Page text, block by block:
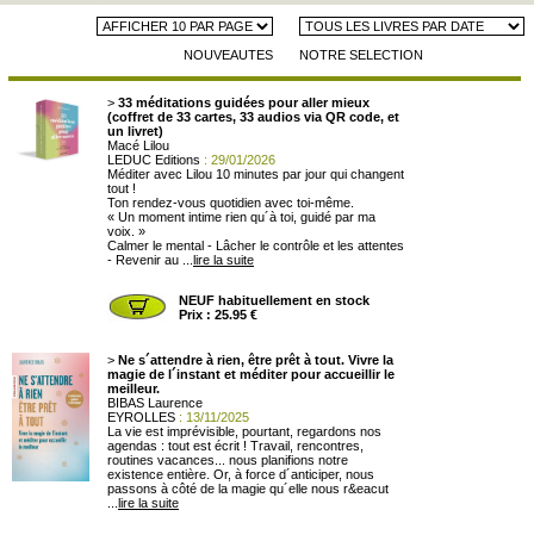
NOUVEAUTES NOTRE SELECTION
> 33 méditations guidées pour aller mieux
(coffret de 33 cartes, 33 audios via QR code, et
un livret)
Macé Lilou
LEDUC Editions : 29/01/2026
Méditer avec Lilou 10 minutes par jour qui changent
tout !
Ton rendez-vous quotidien avec toi-même.
« Un moment intime rien qu´à toi, guidé par ma
voix. »
Calmer le mental - Lâcher le contrôle et les attentes
- Revenir au ... lire la suite
NEUF habituellement en stock
Prix : 25.95 €
> Ne s´attendre à rien, être prêt à tout. Vivre la
magie de l´instant et méditer pour accueillir le
meilleur.
BIBAS Laurence
EYROLLES : 13/11/2025
La vie est imprévisible, pourtant, regardons nos
agendas : tout est écrit ! Travail, rencontres,
routines vacances... nous planifions notre
existence entière. Or, à force d´anticiper, nous
passons à côté de la magie qu´elle nous r&eacut
lire la suite